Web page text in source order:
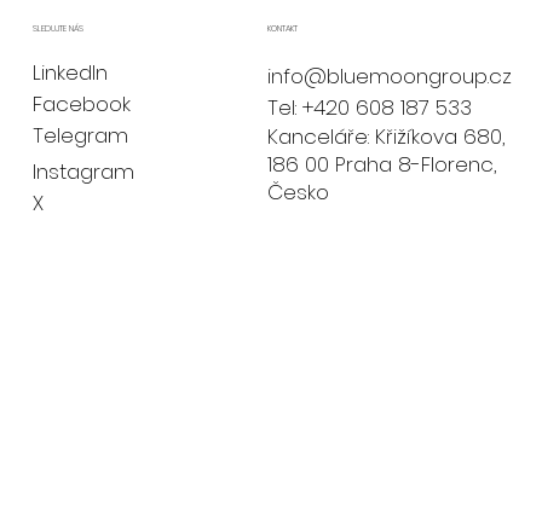
SLEDUJTE NÁS
LinkedIn
Facebook
Instagram
X
Telegram
KONTAKT
info@bluemoongroup.cz
Tel: +420 608 187 533
Kanceláře: Křižíkova 680,
186 00 Praha 8-Florenc,
Česko